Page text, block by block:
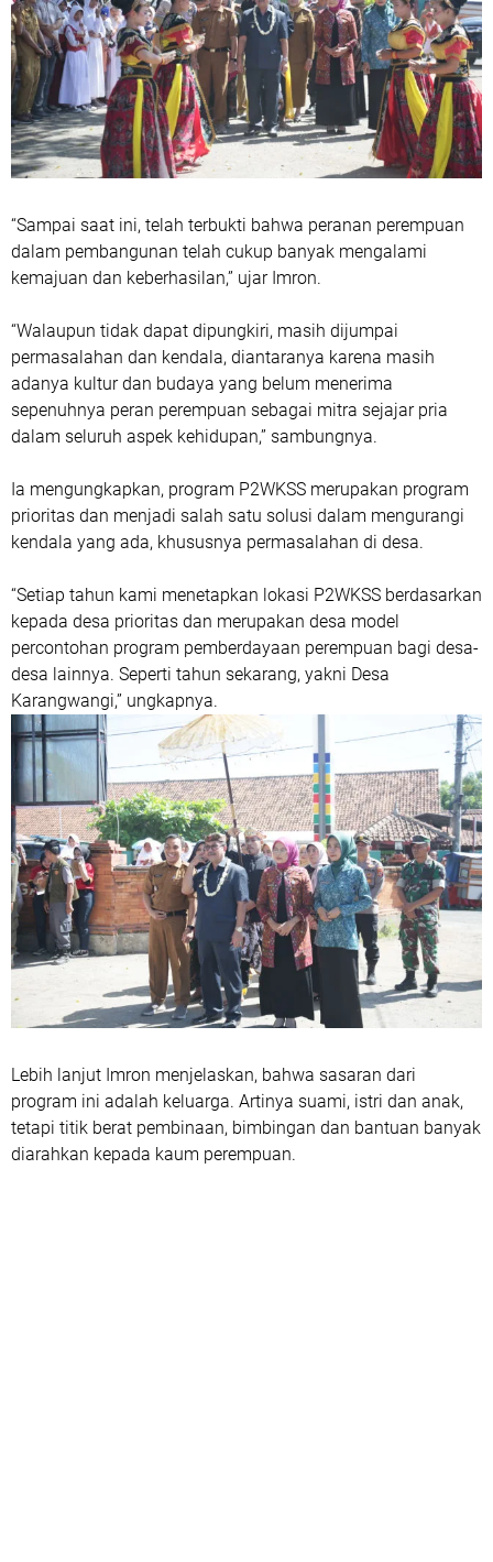
“Sampai saat ini, telah terbukti bahwa peranan perempuan
dalam pembangunan telah cukup banyak mengalami
kemajuan dan keberhasilan,” ujar Imron.
“Walaupun tidak dapat dipungkiri, masih dijumpai
permasalahan dan kendala, diantaranya karena masih
adanya kultur dan budaya yang belum menerima
sepenuhnya peran perempuan sebagai mitra sejajar pria
dalam seluruh aspek kehidupan,” sambungnya.
Ia mengungkapkan, program P2WKSS merupakan program
prioritas dan menjadi salah satu solusi dalam mengurangi
kendala yang ada, khususnya permasalahan di desa.
“Setiap tahun kami menetapkan lokasi P2WKSS berdasarkan
kepada desa prioritas dan merupakan desa model
percontohan program pemberdayaan perempuan bagi desa-
desa lainnya. Seperti tahun sekarang, yakni Desa
Karangwangi,” ungkapnya.
Lebih lanjut Imron menjelaskan, bahwa sasaran dari
program ini adalah keluarga. Artinya suami, istri dan anak,
tetapi titik berat pembinaan, bimbingan dan bantuan banyak
diarahkan kepada kaum perempuan.